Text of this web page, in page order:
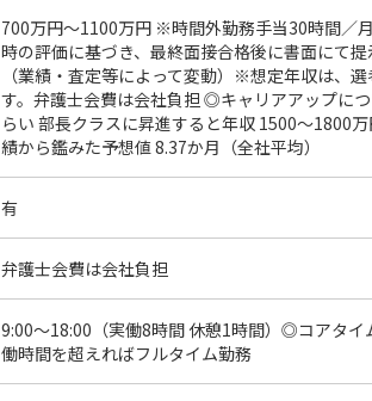
700万円〜1100万円 ※時間外勤務手当30時間／
時の評価に基づき、最終面接合格後に書面にて
（業績・査定等によって変動）※想定年収は、
す。弁護士会費は会社負担 ◎キャリアアップに
らい 部長クラスに昇進すると年収 1500～1800
績から鑑みた予想値 8.37か月（全社平均）
有
弁護士会費は会社負担
9:00～18:00（実働8時間 休憩1時間）◎コアタイ
働時間を超えればフルタイム勤務